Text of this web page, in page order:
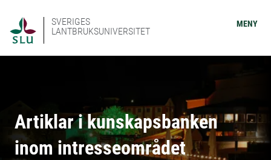
SVERIGES
LANTBRUKSUNIVERSITET
MENY
Artiklar i kunskapsbanken
inom intresseområdet